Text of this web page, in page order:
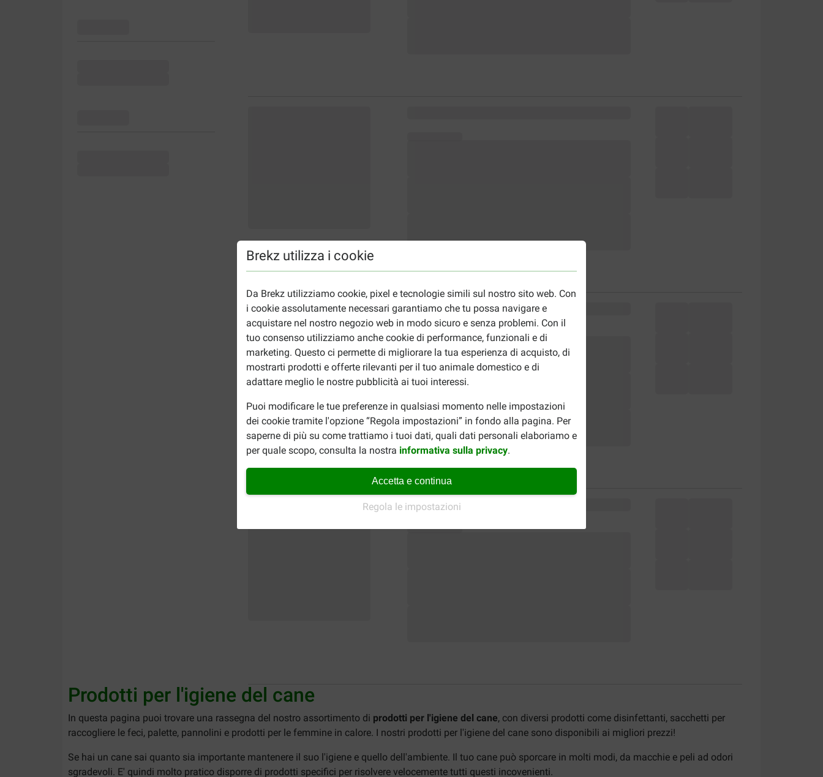
Brekz utilizza i cookie
Da Brekz utilizziamo cookie, pixel e tecnologie simili sul nostro sito web. Con
i cookie assolutamente necessari garantiamo che tu possa navigare e
acquistare nel nostro negozio web in modo sicuro e senza problemi. Con il
tuo consenso utilizziamo anche cookie di performance, funzionali e di
marketing. Questo ci permette di migliorare la tua esperienza di acquisto, di
mostrarti prodotti e offerte rilevanti per il tuo animale domestico e di
adattare meglio le nostre pubblicità ai tuoi interessi.
Puoi modificare le tue preferenze in qualsiasi momento nelle impostazioni
dei cookie tramite l'opzione “Regola impostazioni” in fondo alla pagina. Per
saperne di più su come trattiamo i tuoi dati, quali dati personali elaboriamo e
per quale scopo, consulta la nostra informativa sulla privacy.
Accetta e continua
Regola le impostazioni
Prodotti per l'igiene del cane
In questa pagina puoi trovare una rassegna del nostro assortimento di prodotti per l'igiene del cane, con diversi prodotti come disinfettanti, sacchetti per
raccogliere le feci, palette, pannolini e prodotti per le femmine in calore. I nostri prodotti per l'igiene del cane sono disponibili ai migliori prezzi!
Se hai un cane sai quanto sia importante mantenere il suo l'igiene e quello dell'ambiente. Il tuo cane può sporcare in molti modi, da macchie e peli ad odori
sgradevoli. E' quindi molto pratico disporre di prodotti specifici per risolvere velocemente tutti questi incovenienti.